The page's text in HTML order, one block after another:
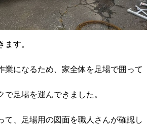
ます。
業になるため、家全体を足場で囲って
で足場を運んできました。
て、足場用の図面を職人さんが確認し